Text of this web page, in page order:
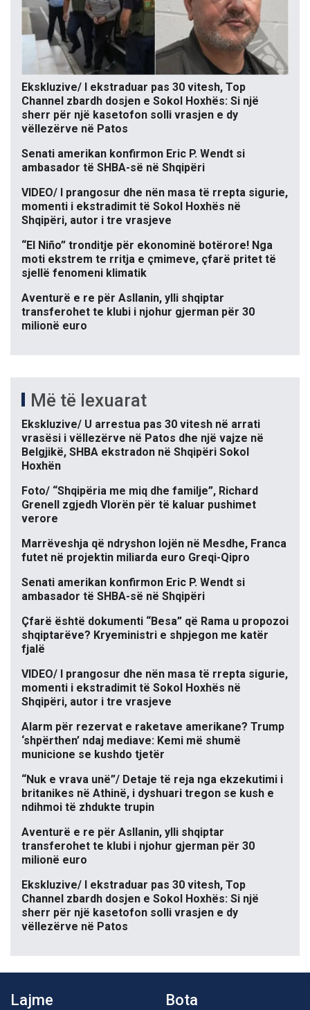
Ekskluzive/ I ekstraduar pas 30 vitesh, Top
Channel zbardh dosjen e Sokol Hoxhës: Si një
sherr për një kasetofon solli vrasjen e dy
vëllezërve në Patos
Senati amerikan konfirmon Eric P. Wendt si
ambasador të SHBA-së në Shqipëri
VIDEO/ I prangosur dhe nën masa të rrepta sigurie,
momenti i ekstradimit të Sokol Hoxhës në
Shqipëri, autor i tre vrasjeve
“El Niño” tronditje për ekonominë botërore! Nga
moti ekstrem te rritja e çmimeve, çfarë pritet të
sjellë fenomeni klimatik
Aventurë e re për Asllanin, ylli shqiptar
transferohet te klubi i njohur gjerman për 30
milionë euro
Më të lexuarat
Ekskluzive/ U arrestua pas 30 vitesh në arrati
vrasësi i vëllezërve në Patos dhe një vajze në
Belgjikë, SHBA ekstradon në Shqipëri Sokol
Hoxhën
Foto/ “Shqipëria me miq dhe familje”, Richard
Grenell zgjedh Vlorën për të kaluar pushimet
verore
Marrëveshja që ndryshon lojën në Mesdhe, Franca
futet në projektin miliarda euro Greqi-Qipro
Senati amerikan konfirmon Eric P. Wendt si
ambasador të SHBA-së në Shqipëri
Çfarë është dokumenti “Besa” që Rama u propozoi
shqiptarëve? Kryeministri e shpjegon me katër
fjalë
VIDEO/ I prangosur dhe nën masa të rrepta sigurie,
momenti i ekstradimit të Sokol Hoxhës në
Shqipëri, autor i tre vrasjeve
Alarm për rezervat e raketave amerikane? Trump
‘shpërthen’ ndaj mediave: Kemi më shumë
municione se kushdo tjetër
“Nuk e vrava unë”/ Detaje të reja nga ekzekutimi i
britanikes në Athinë, i dyshuari tregon se kush e
ndihmoi të zhdukte trupin
Aventurë e re për Asllanin, ylli shqiptar
transferohet te klubi i njohur gjerman për 30
milionë euro
Ekskluzive/ I ekstraduar pas 30 vitesh, Top
Channel zbardh dosjen e Sokol Hoxhës: Si një
sherr për një kasetofon solli vrasjen e dy
vëllezërve në Patos
Lajme Bota